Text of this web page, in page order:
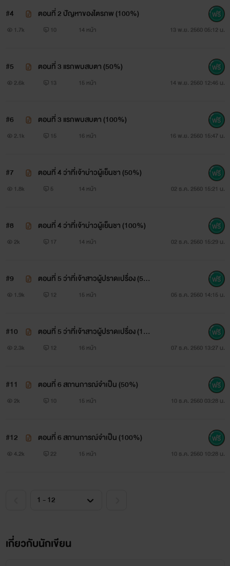
“เธอมันเด็กแก่แดด
ฟ้ารุ่ง (รุ่ง)อายุ 19 ปี สาวน้อยจากบ้านนอกผู้ที่จะมาใช้หนี้ให้
ครอบครัวโดยการแต่งงานกับคนอายุคราวพ่อ เป็นคนน่ารัก ร่าเริง
คนขยันอดทน พอได้มาเป็นสะใภ้บ้านเศรษฐีทำให้ต้องปรับเปลี่ยน
อะไรหลายๆอย่าง
อายุ 39 ปีย่าง 40 เป็นหนุ่มใหญ่ที่หน้าตาหล่อเหลา
ดั่งคนไทยแท้ เคยผิดหวังจากความรักทำให้ไม่กล้าแต่งงานกับผู้
บริษัทยักษ์ใหญ่แห่งหนึ่ง ชีวิตไม่เคยวุ่นวายใดๆเลย จน
กระทั่ง...เมื่อเมียเด็กก้าวเข้ามาในชีวิต!
#4 ตอนที่ 2 ปัญหาของไตรภพ (100%)
1.7k 10 14 หน้า 13 พ.ย. 2560 05:12 น.
#5 ตอนที่ 3 แรกพบสบตา (50%)
2.6k 13 15 หน้า 14 พ.ย. 2560 12:46 น.
#6 ตอนที่ 3 แรกพบสบตา (100%)
2.1k 15 16 หน้า 16 พ.ย. 2560 15:47 น.
#7 ตอนที่ 4 ว่าที่เจ้าบ่าวผู้เย็นชา (50%)
1.8k 5 14 หน้า 02 ธ.ค. 2560 15:21 น.
#8 ตอนที่ 4 ว่าที่เจ้าบ่าวผู้เย็นชา (100%)
2k 17 14 หน้า 02 ธ.ค. 2560 15:29 น.
#9
ตอนที่ 5 ว่าที่เจ้าสาวผู้ปราดเปรื่อง (5
0%)
1.9k 12 15 หน้า 05 ธ.ค. 2560 14:15 น.
#10
ตอนที่ 5 ว่าที่เจ้าสาวผู้ปราดเปรื่อง (10
0%)
2.3k 12 16 หน้า 07 ธ.ค. 2560 13:27 น.
#11 ตอนที่ 6 สถานการณ์จำเป็น (50%)
2k 10 15 หน้า 10 ธ.ค. 2560 03:28 น.
#12 ตอนที่ 6 สถานการณ์จำเป็น (100%)
4.2k 22 15 หน้า 10 ธ.ค. 2560 10:28 น.
เกี่ยวกับนักเขียน